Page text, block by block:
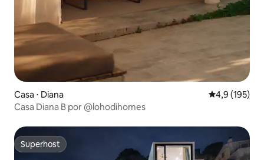
Casa ⋅ Diana 4,9 de uma
4,9 (195)
Casa Diana B por @lohodihomes
Superhost
Superhost